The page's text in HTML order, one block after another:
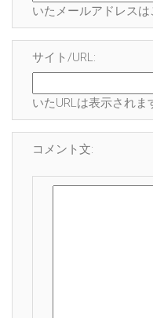
いたメールアドレス
サイト/URL:
いたURLは表示されま
コメント文: